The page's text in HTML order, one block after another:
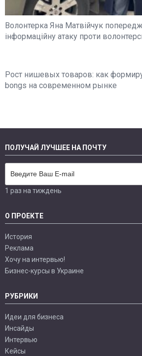
Волонтерка Яна Матвійчук
інформаційну атаку проти
Рост нишевых товаров: как
bongs на современном рынке
ПОЛУЧАЙ ЛУЧШЕЕ НА ПОЧТУ
1 раз на тиждень
О ПРОЕКТЕ
История
Реклама
Хочу на интервью!
Бизнес-курсы в Украине
РУБРИКИ
Идеи для бизнеса
Инсайды
Интервью
Кейсы